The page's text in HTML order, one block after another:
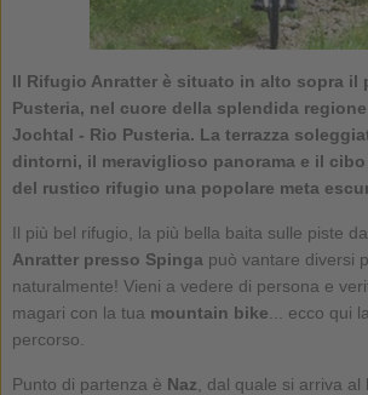
Il Rifugio Anratterè situato in alto sopra il
Pusteria, nel cuore della splendida
Jochtal - Rio Pusteria. La terrazza
dintorni, il meraviglioso panorama e il
del rustico rifugio una popolare meta
Il più bel rifugio, la più bella baita sulle piste
Anratter presso Spinga può vantare diversi
naturalmente! Vieni a vedere di persona e
magari con la tua mountain bike ... ecco qui
percorso.
Punto di partenza è Naz , dal quale si arriva al